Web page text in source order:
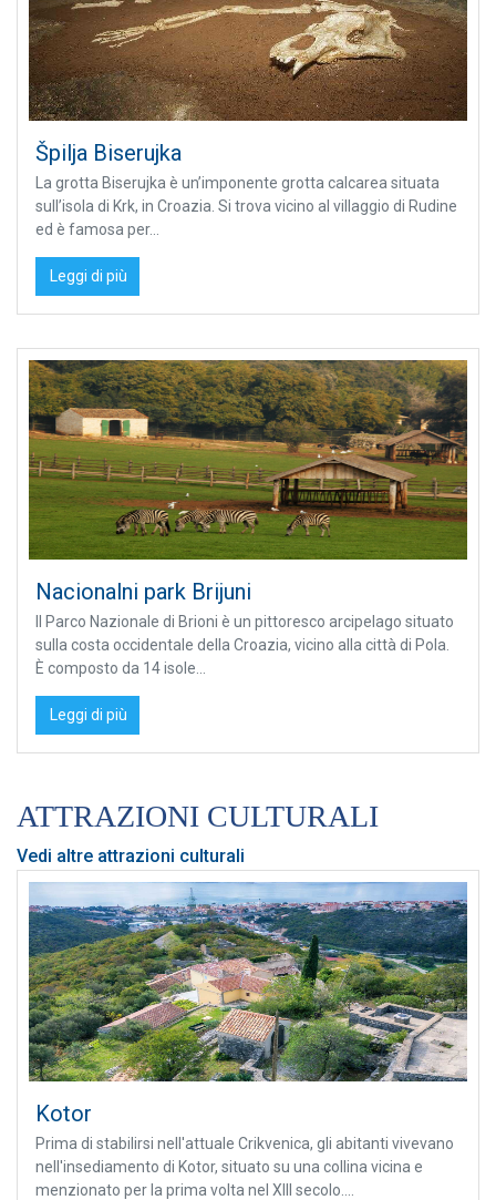
Špilja Biserujka
La grotta Biserujka è un’imponente grotta calcarea situata
sull’isola di Krk, in Croazia. Si trova vicino al villaggio di Rudine
ed è famosa per...
Leggi di più
Nacionalni park Brijuni
Il Parco Nazionale di Brioni è un pittoresco arcipelago situato
sulla costa occidentale della Croazia, vicino alla città di Pola.
È composto da 14 isole...
Leggi di più
ATTRAZIONI CULTURALI
Vedi altre attrazioni culturali
Kotor
Prima di stabilirsi nell'attuale Crikvenica, gli abitanti vivevano
nell'insediamento di Kotor, situato su una collina vicina e
menzionato per la prima volta nel XIII secolo....